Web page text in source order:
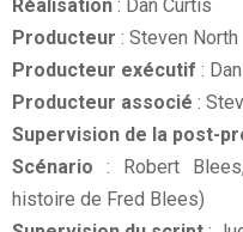
Réalisation : Dan Curtis
Producteur : Steven North
Producteur exécutif :
Producteur associé :
Supervision de la post-
Scénario : Robert
histoire de Fred Blees)